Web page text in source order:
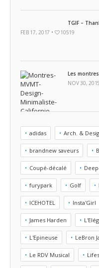
TGIF –
FEB 17, 2017 •
10519
Les
NOV 30,
adidas Arch. &
brandnew saveurs
Coupé-décalé
furypark Golf
ICEHOTEL Insta'Girl
James Harden
L'Epineuse LeBron
Le RDV Musical